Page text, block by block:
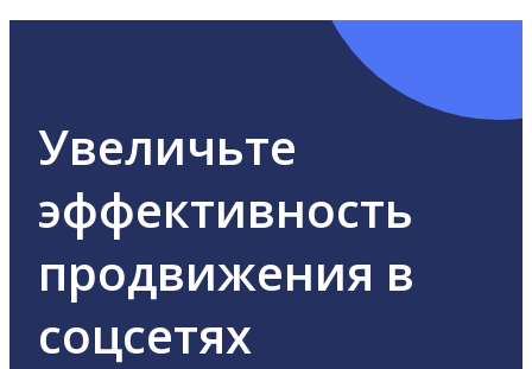
Увеличьте
эффективность
продвижения в
соцсетях